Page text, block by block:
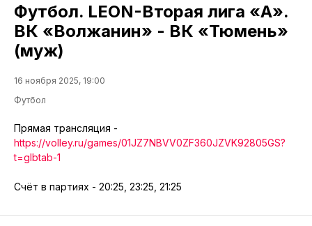
Футбол. LEON-Вторая лига «А».
ВК «Волжанин» - ВК «Тюмень»
(муж)
16 ноября 2025, 19:00
Футбол
Прямая трансляция -
https://volley.ru/games/01JZ7NBVV0ZF360JZVK92805GS?
t=glbtab-1
Счёт в партиях - 20:25, 23:25, 21:25